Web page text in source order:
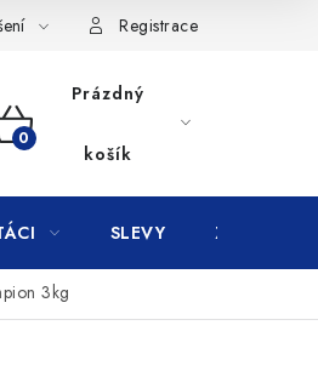
Registrace
KOŠÍK
Prázdný
košík
SLEVY ZNAČKY
3kg